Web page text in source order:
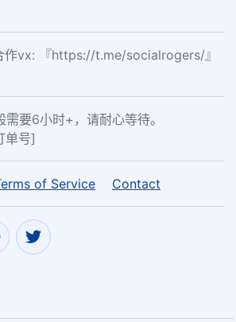
作vx: 『https://t.me/socialrogers/』
要6小时+，请耐心等待。
单号]
of Service Contact